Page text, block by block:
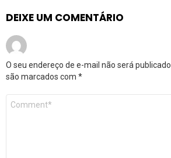
DEIXE UM COMENTÁRIO
O seu endereço de e-mail não será publicado.
são marcados com *
Comentário